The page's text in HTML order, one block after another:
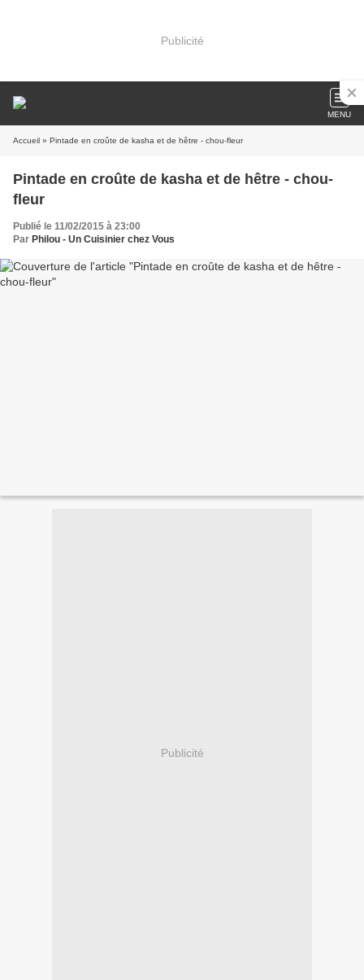
Publicité
MENU
Accueil » Pintade en croûte de kasha et de hêtre - chou-fleur
Pintade en croûte de kasha et de hêtre - chou-
fleur
Publié le 11/02/2015 à 23:00
Par Philou - Un Cuisinier chez Vous
Publicité